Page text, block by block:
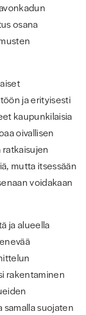
osana
ja erityisesti
kaupunkilaisia
oivallisen
mutta itsessään
voidakaan
ja alueella
rakentaminen
samalla suojaten